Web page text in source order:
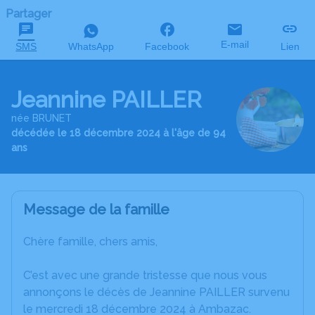
Partager
SMS WhatsApp Facebook E-mail Lien
Jeannine PAILLER
née BRUNET
décédée le 18 décembre 2024 à l'âge de 94
ans
Message de la famille
Chère famille, chers amis,
C’est avec une grande tristesse que nous vous
annonçons le décès de Jeannine PAILLER survenu
le mercredi 18 décembre 2024 à Ambazac.